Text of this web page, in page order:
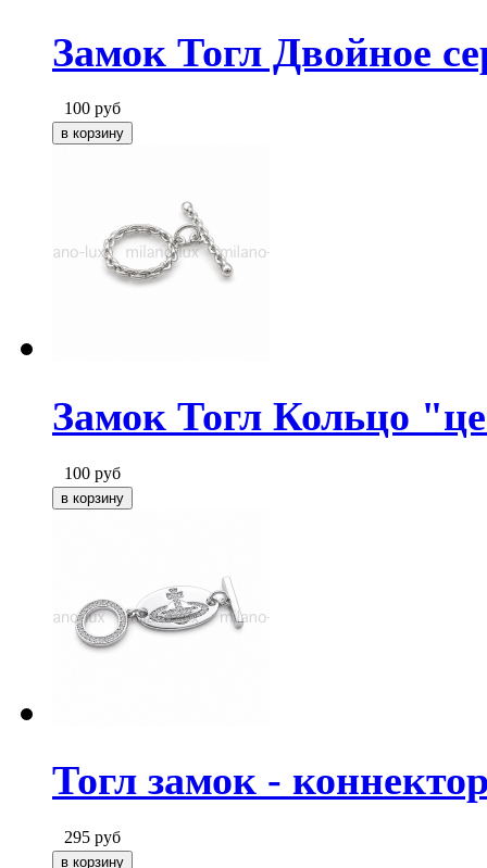
Замок Тогл Двойное
100 руб
Замок Тогл Кольцо
100 руб
Тогл замок -
295 руб